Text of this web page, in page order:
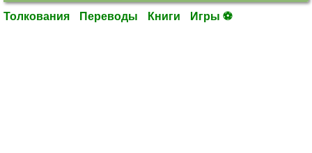
Толкования Переводы Книги Игры ⚽